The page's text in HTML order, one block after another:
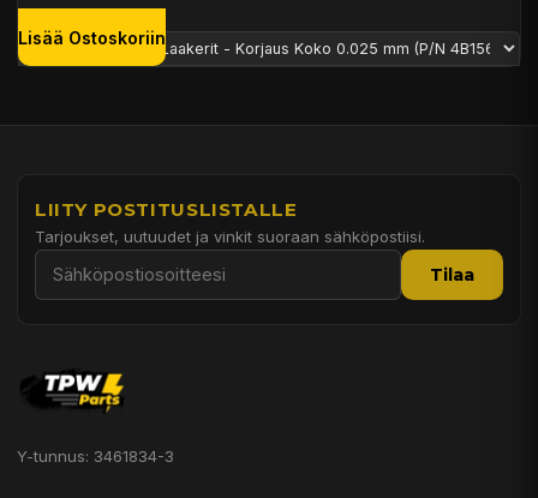
Lisää Ostoskoriin
LIITY POSTITUSLISTALLE
Tarjoukset, uutuudet ja vinkit suoraan sähköpostiisi.
Tilaa
Y-tunnus: 3461834-3